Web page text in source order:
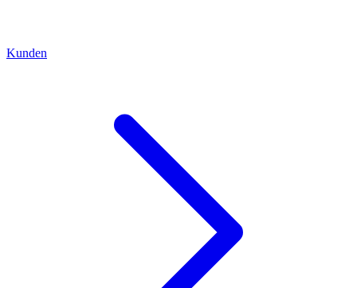
Kunden